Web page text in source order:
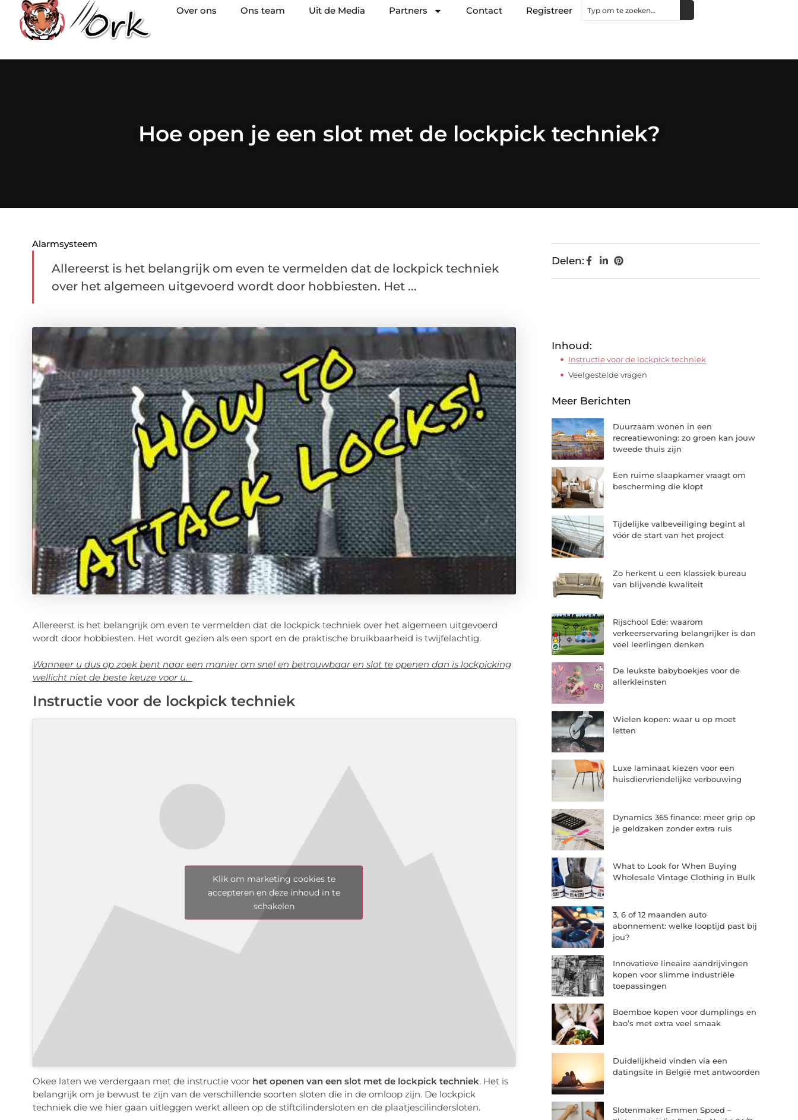
Over ons Ons team Uit de Media Partners Contact Registreer
Hoe open je een slot met de lockpick techniek?
Alarmsysteem
Allereerst is het belangrijk om even te vermelden dat de lockpick techniek
over het algemeen uitgevoerd wordt door hobbiesten. Het ...
Allereerst is het belangrijk om even te vermelden dat de lockpick techniek over het algemeen uitgevoerd
wordt door hobbiesten. Het wordt gezien als een sport en de praktische bruikbaarheid is twijfelachtig.
Wanneer u dus op zoek bent naar een manier om snel en betrouwbaar en slot te openen dan is lockpicking
wellicht niet de beste keuze voor u.
Instructie voor de lockpick techniek
Klik om marketing cookies te
accepteren en deze inhoud in te
schakelen
Okee laten we verdergaan met de instructie voor het openen van een slot met de lockpick techniek. Het is
belangrijk om je bewust te zijn van de verschillende soorten sloten die in de omloop zijn. De lockpick
techniek die we hier gaan uitleggen werkt alleen op de stiftcilindersloten en de plaatjescilindersloten.
Delen:
Inhoud:
Instructie voor de lockpick techniek
Veelgestelde vragen
Meer Berichten
Duurzaam wonen in een
recreatiewoning: zo groen kan jouw
tweede thuis zijn
Een ruime slaapkamer vraagt om
bescherming die klopt
Tijdelijke valbeveiliging begint al
vóór de start van het project
Zo herkent u een klassiek bureau
van blijvende kwaliteit
Rijschool Ede: waarom
verkeerservaring belangrijker is dan
veel leerlingen denken
De leukste babyboekjes voor de
allerkleinsten
Wielen kopen: waar u op moet
letten
Luxe laminaat kiezen voor een
huisdiervriendelijke verbouwing
Dynamics 365 finance: meer grip op
je geldzaken zonder extra ruis
What to Look for When Buying
Wholesale Vintage Clothing in Bulk
3, 6 of 12 maanden auto
abonnement: welke looptijd past bij
jou?
Innovatieve lineaire aandrijvingen
kopen voor slimme industriële
toepassingen
Boemboe kopen voor dumplings en
bao’s met extra veel smaak
Duidelijkheid vinden via een
datingsite in België met antwoorden
Slotenmaker Emmen Spoed –